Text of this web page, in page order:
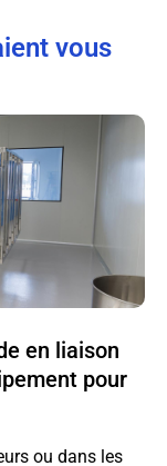
vous
en liaison
pour
ou dans les